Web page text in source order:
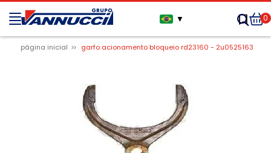
▼ 0
página inicial garfo acionamento bloqueio rd23160 - 2u0525163